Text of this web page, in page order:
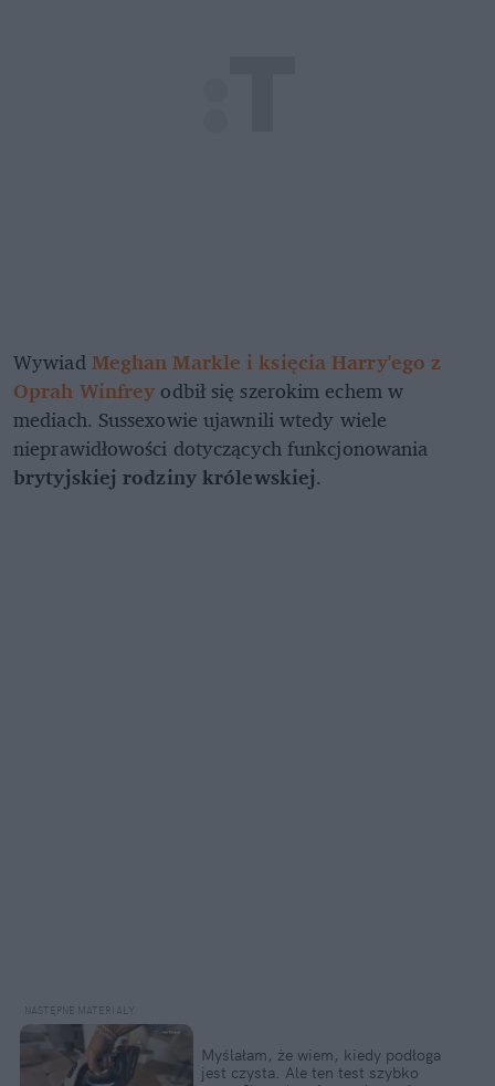
WywiadMeghan Markle i księcia Harry'ego z
Oprah Winfrey odbił się szerokim echem w
mediach. Sussexowie ujawnili wtedy wiele
nieprawidłowości dotyczących funkcjonowania
brytyjskiej rodziny królewskiej.
Myślałam, że wiem, kiedy podłoga
jest czysta. Ale ten test szybko